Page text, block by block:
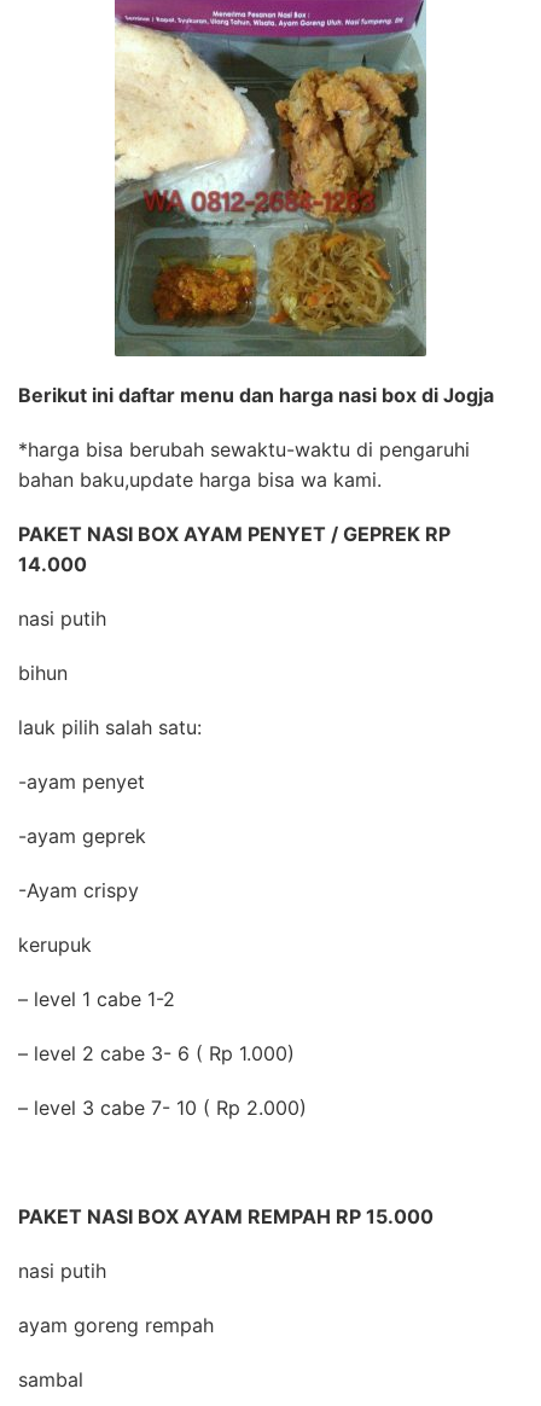
Berikut ini daftar menu dan harga nasi box di Jogja
*harga bisa berubah sewaktu-waktu di pengaruhi
bahan baku,update harga bisa wa kami.
PAKET NASI BOX AYAM PENYET / GEPREK RP
14.000
nasi putih
bihun
lauk pilih salah satu:
-ayam penyet
-ayam geprek
-Ayam crispy
kerupuk
– level 1 cabe 1-2
– level 2 cabe 3- 6 ( Rp 1.000)
– level 3 cabe 7- 10 ( Rp 2.000)
PAKET NASI BOX AYAM REMPAH RP 15.000
nasi putih
ayam goreng rempah
sambal